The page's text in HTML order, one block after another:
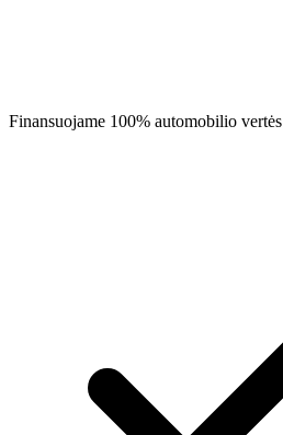
Finansuojame 100% automobilio vertės